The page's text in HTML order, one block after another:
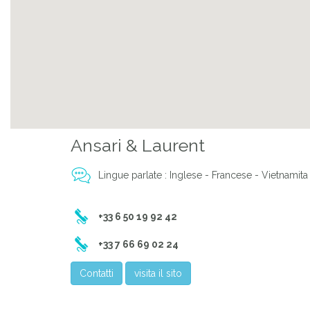
Ansari & Laurent
Lingue parlate : Inglese - Francese -
+33 6 50 19 92 42
+33 7 66 69 02 24
Contatti visita il sito